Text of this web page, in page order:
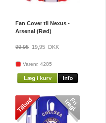
Fan Cover til Nexus -
Arsenal (Rød)
99,95 19,95 DKK
Varenr. 4285